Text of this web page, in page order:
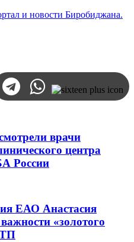
врачи
центра
России
ЕАО Анастасия
«золотого